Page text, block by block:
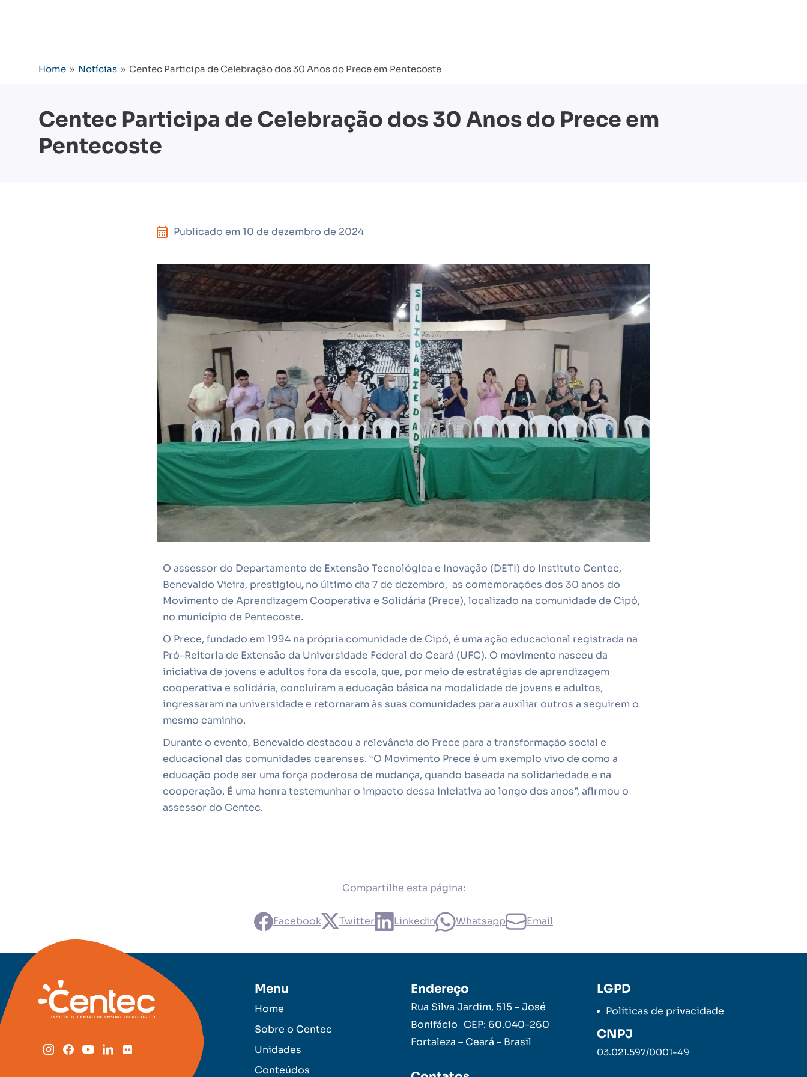
Home » Notícias » Centec Participa de Celebração dos 30 Anos do Prece em Pentecoste
Centec Participa de Celebração dos 30 Anos do Prece em
Pentecoste
Publicado em 10 de dezembro de 2024
O assessor do Departamento de Extensão Tecnológica e Inovação (DETI) do Instituto Centec,
Benevaldo Vieira, prestigiou,no último dia 7 de dezembro, as comemorações dos 30 anos do
Movimento de Aprendizagem Cooperativa e Solidária (Prece), localizado na comunidade de Cipó,
no município de Pentecoste.
O Prece, fundado em 1994 na própria comunidade de Cipó, é uma ação educacional registrada na
Pró-Reitoria de Extensão da Universidade Federal do Ceará (UFC). O movimento nasceu da
iniciativa de jovens e adultos fora da escola, que, por meio de estratégias de aprendizagem
cooperativa e solidária, concluíram a educação básica na modalidade de jovens e adultos,
ingressaram na universidade e retornaram às suas comunidades para auxiliar outros a seguirem o
mesmo caminho.
Durante o evento, Benevaldo destacou a relevância do Prece para a transformação social e
educacional das comunidades cearenses. “O Movimento Prece é um exemplo vivo de como a
educação pode ser uma força poderosa de mudança, quando baseada na solidariedade e na
cooperação. É uma honra testemunhar o impacto dessa iniciativa ao longo dos anos”, afirmou o
assessor do Centec.
Compartilhe esta página:
Facebook Twitter Linkedin Whatsapp Email
Menu
Home
Sobre o Centec
Unidades
Conteúdos
Endereço
Rua Silva Jardim, 515 – José
Bonifácio CEP: 60.040-260
Fortaleza – Ceará – Brasil
LGPD
Políticas de privacidade
CNPJ
03.021.597/0001-49